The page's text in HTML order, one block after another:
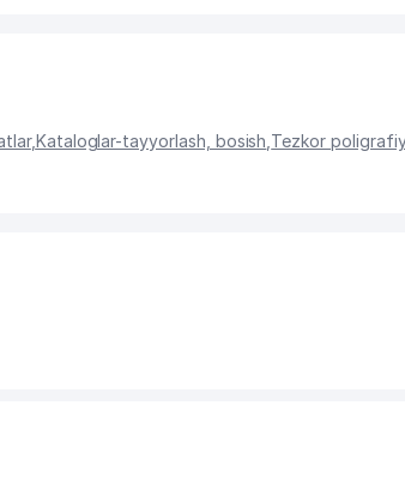
,Kataloglar-tayyorlash, bosish Tezkor